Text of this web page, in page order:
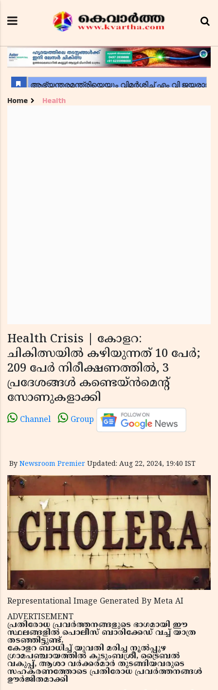
Home Health
Health Crisis | കോളറ:
ചികിത്സയില്‍ കഴിയുന്നത് 10 പേര്‍;
209 പേര്‍ നിരീക്ഷണത്തില്‍, 3
പ്രദേശങ്ങള്‍ കണ്ടെയ്ന്‍മെന്റ്
സോണുകളാക്കി
Channel Group
By Newsroom Premier Updated: Aug 22, 2024, 19:40 IST
Representational Image Generated By Meta AI
ADVERTISEMENT
പ്രതിരോധ പ്രവര്‍ത്തനങ്ങളുടെ ഭാഗമായി ഈ
സ്ഥലങ്ങളില്‍ പൊലീസ് ബാരിക്കേഡ് വച്ച് യാത്ര
തടഞ്ഞിട്ടുണ്ട്.
കോളറ ബാധിച്ച് യുവതി മരിച്ച നൂല്‍പ്പുഴ
ഗ്രാമപഞ്ചായത്തില്‍ കുടുംബശ്രീ, ട്രൈബല്‍
വകുപ്പ്, ആശാ വര്‍ക്കര്‍മാര്‍ തുടങ്ങിയവരുടെ
സഹകരണത്തോടെ പ്രതിരോധ പ്രവര്‍ത്തനങ്ങള്‍
ഊര്‍ജിതമാക്കി